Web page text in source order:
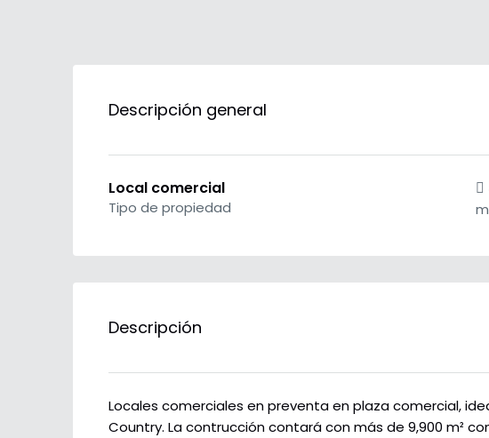
Descripción general
Local comercial
Tipo de propiedad
Descripción
Locales comerciales en preventa en plaza comercial,
Country. La contrucción contará con más de 9,900 m²